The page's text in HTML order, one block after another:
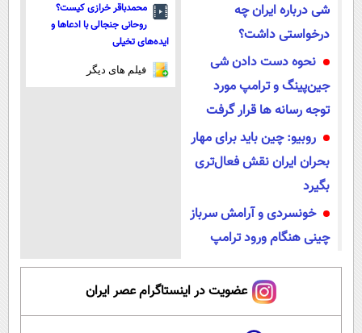
شی درباره ایران چه
درخواستی داشت؟
نحوه دست دادن شی
جین‌پینگ و ترامپ مورد
توجه رسانه ها قرار گرفت
روبیو: چین باید برای مهار
بحران ایران نقش فعال‌تری
بگیرد
خونسردی و آرامش سرباز
چینی هنگام ورود ترامپ
محمدباقر خرازی کیست؟
روحانی جنجالی با ادعاها و
ایده‌های تخیلی
فیلم های دیگر
عضویت در اینستاگرام عصر ایران